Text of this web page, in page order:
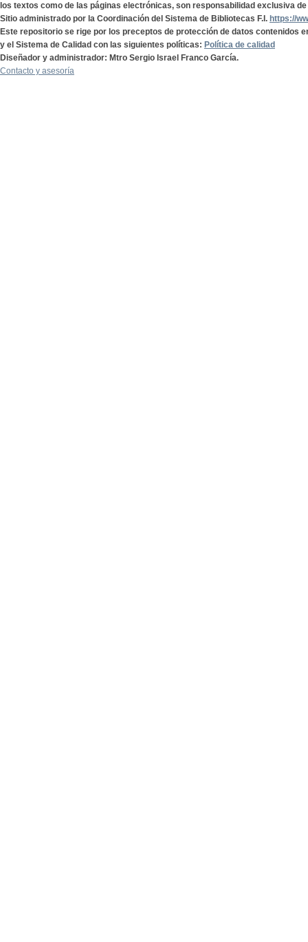
los textos como de las páginas electrónicas, son responsabilidad exclusiva
Sitio administrado por la Coordinación del Sistema de Bibliotecas F.I. https://
Este repositorio se rige por los preceptos de protección de datos contenidos
y el Sistema de Calidad con las siguientes políticas: Política de calidad
Diseñador y administrador: Mtro Sergio Israel Franco García.
Contacto y asesoría